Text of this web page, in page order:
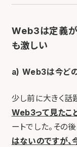
Web3は定義が
も激しい
a) Web3は今ど
少し前に大きく話
Web3って見たこ
ートでした。その後
はないのですが、